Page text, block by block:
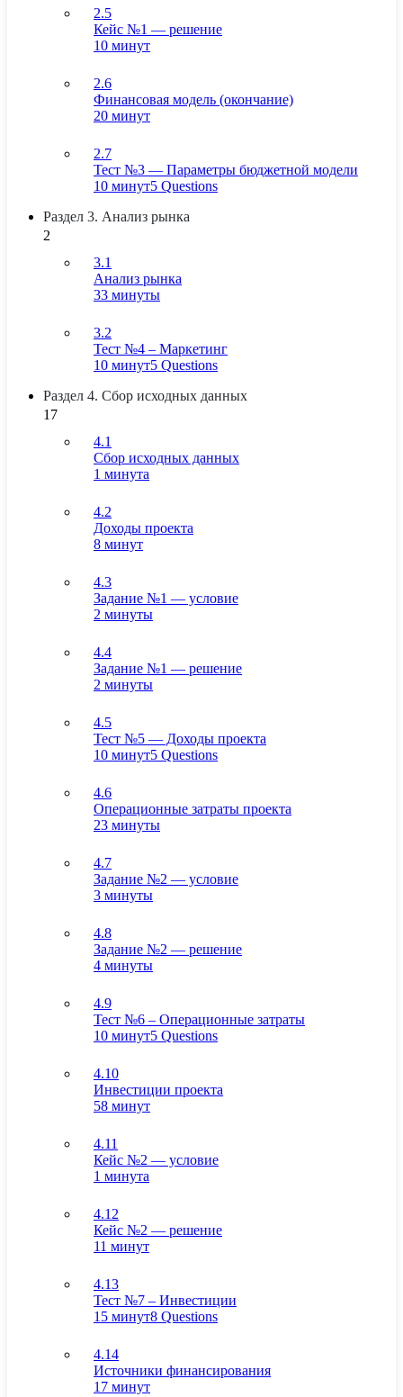
2.5
Кейс №1 — решение
10 минут
2.6
Финансовая модель (окончание)
20 минут
2.7
Тест №3 — Параметры бюджетной модели
10 минут5 Questions
Раздел 3. Анализ рынка
2
3.1
Анализ рынка
33 минуты
3.2
Тест №4 – Маркетинг
10 минут5 Questions
Раздел 4. Сбор исходных данных
17
4.1
Сбор исходных данных
1 минута
4.2
Доходы проекта
8 минут
4.3
Задание №1 — условие
2 минуты
4.4
Задание №1 — решение
2 минуты
4.5
Тест №5 — Доходы проекта
10 минут5 Questions
4.6
Операционные затраты проекта
23 минуты
4.7
Задание №2 — условие
3 минуты
4.8
Задание №2 — решение
4 минуты
4.9
Тест №6 – Операционные затраты
10 минут5 Questions
4.10
Инвестиции проекта
58 минут
4.11
Кейс №2 — условие
1 минута
4.12
Кейс №2 — решение
11 минут
4.13
Тест №7 – Инвестиции
15 минут8 Questions
4.14
Источники финансирования
17 минут